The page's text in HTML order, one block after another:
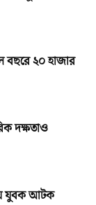
বছরে ২০ হাজার
দক্ষতাও
যুবক আটক